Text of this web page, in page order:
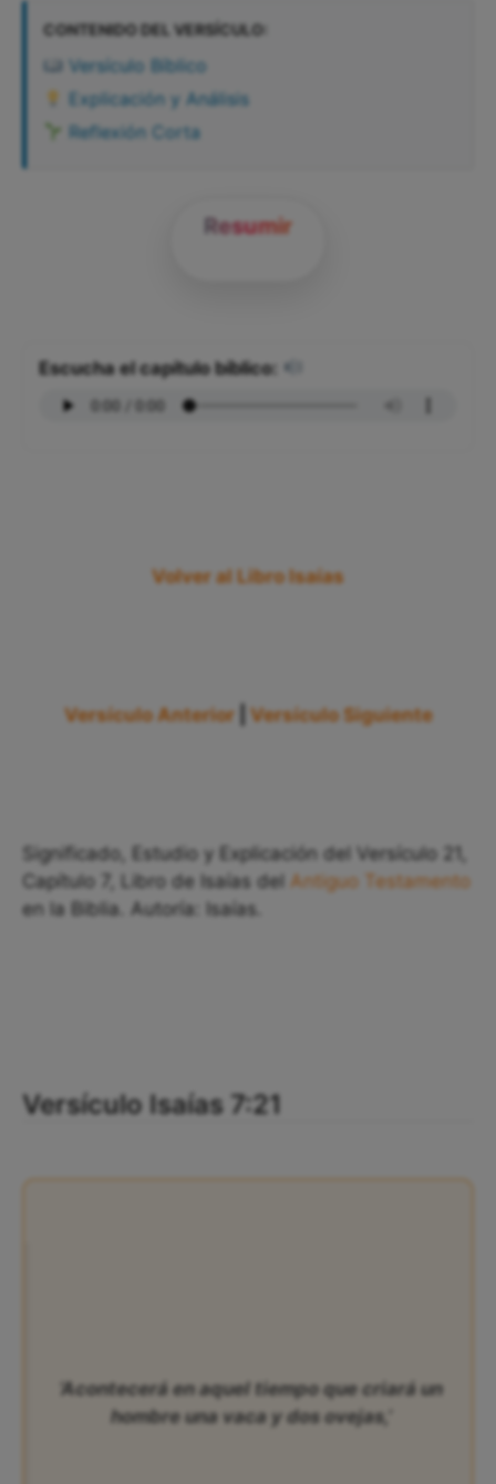
CONTENIDO DEL VERSÍCULO:
Versículo Bíblico
Explicación y Análisis
Reflexión Corta
Resumir
Escucha el capítulo bíblico:
Volver al Libro Isaías
Versículo Anterior Versículo Siguiente
Significado, Estudio y Explicación del Versículo 21,
Capítulo 7, Libro de Isaías del Antiguo Testamento
en la Biblia. Autoría: Isaías.
Versículo Isaías 7:21
‘Acontecerá en aquel tiempo que criará un
hombre una vaca y dos ovejas,’